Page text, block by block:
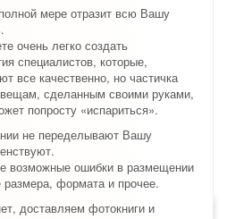
мере отразит всю Вашу
очень легко создать
специалистов, которые,
все качественно, но частичка
сделанным своими руками,
попросту «испариться».
не переделывают Вашу
возможные ошибки в размещении
формата и прочее.
доставляем фотокниги и